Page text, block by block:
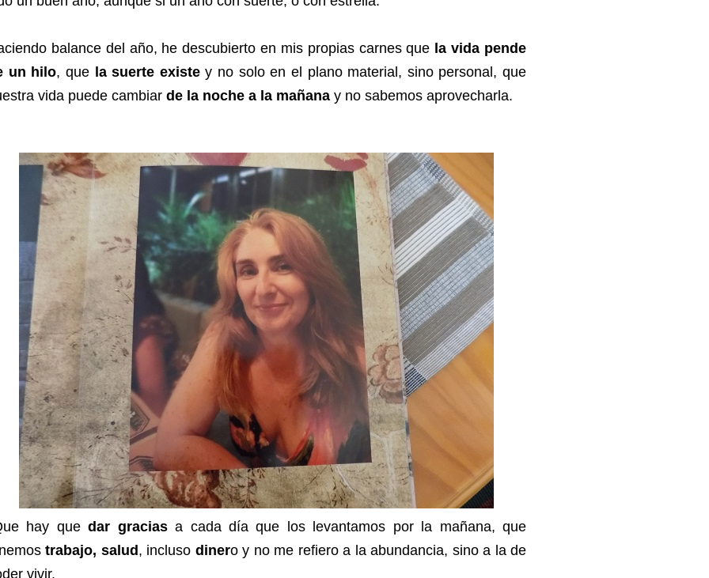
balance del año, he descubierto en mis propias carnes que la vida pende
un hilo, que la suerte existey no solo en el plano material, sino personal, que
vida puede cambiar de la noche a la mañana y no sabemos aprovecharla.
hay quedar graciasa cada día que los levantamos por la mañana, que
trabajo, salud , incluso dinero y no me refiero a la abundancia, sino a la de
vivir.